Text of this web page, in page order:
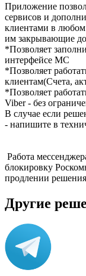
Приложение
сервисов и
клиентами в любом
им закрывающие
*Позволяет
интерфейсе МС
*Позволяет
клиентам(Счета,
*Позволяет
Viber - без
В случае если
- напишите в
Работа
блокировку
продлении
Другие